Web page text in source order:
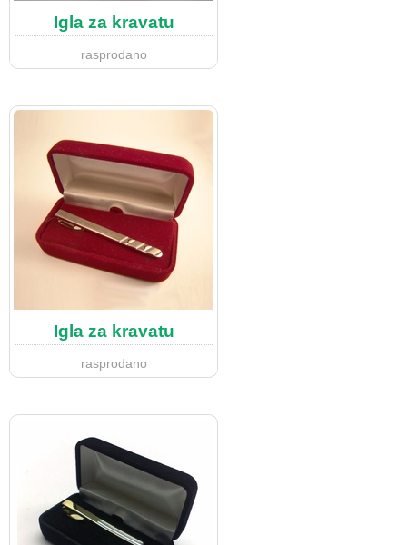
Igla za kravatu
rasprodano
Igla za kravatu
rasprodano